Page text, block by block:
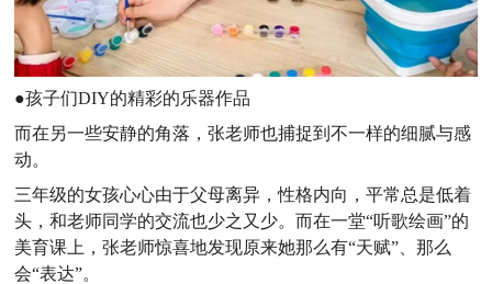
●孩子们DIY的精彩的乐器作品
而在另一些安静的角落，张老师也捕捉到不一样的细腻与感
动。
三年级的女孩心心由于父母离异，性格内向，平常总是低着
头，和老师同学的交流也少之又少。而在一堂“听歌绘画”的
美育课上，张老师惊喜地发现原来她那么有“天赋”、那么
会“表达”。